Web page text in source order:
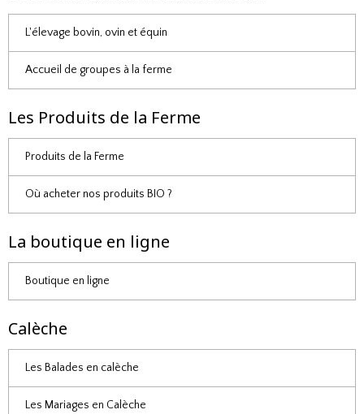
L'élevage bovin, ovin et équin
Accueil de groupes à la ferme
Les Produits de la Ferme
Produits de la Ferme
Où acheter nos produits BIO ?
La boutique en ligne
Boutique en ligne
Calèche
Les Balades en calèche
Les Mariages en Calèche